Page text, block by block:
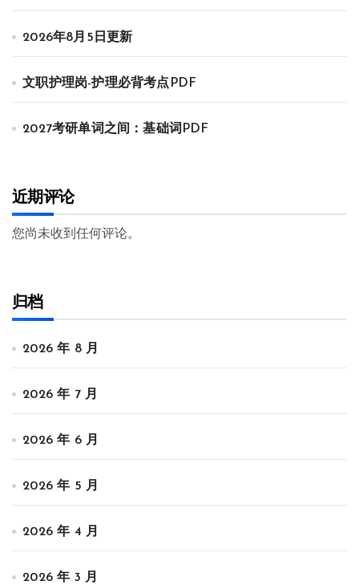
2026年8月5日更新
文职护理岗-护理必背考点PDF
2027考研单词之间：基础词PDF
近期评论
您尚未收到任何评论。
归档
2026 年 8 月
2026 年 7 月
2026 年 6 月
2026 年 5 月
2026 年 4 月
2026 年 3 月